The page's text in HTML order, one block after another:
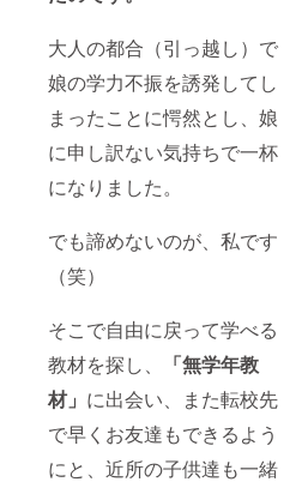
大人の都合（引っ越し）で
娘の学力不振を誘発してし
まったことに愕然とし、娘
に申し訳ない気持ちで一杯
になりました。
でも諦めないのが、私です
（笑）
そこで自由に戻って学べる
教材を探し、
「無学年教
材」 に出会い、また転校先
で早く お友達もできるよう
にと、 近所の子供達も一緒